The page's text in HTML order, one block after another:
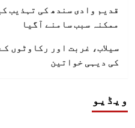
قدیم وادی سندھ کی تہذیب
ممکنہ سبب سامنے آگیا
سیلاب، غربت اور رکاوٹوں
کی دیہی خواتین
ویڈیو